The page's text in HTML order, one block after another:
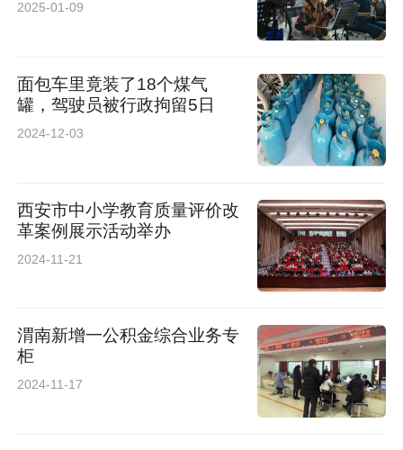
2025-01-09
面包车里竟装了18个煤气
罐，驾驶员被行政拘留5日
2024-12-03
西安市中小学教育质量评价改
革案例展示活动举办
2024-11-21
渭南新增一公积金综合业务专
柜
2024-11-17